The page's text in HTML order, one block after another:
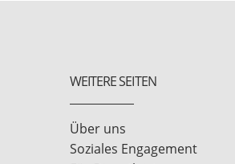
WEITERE SEITEN
Über uns
Soziales Engagement